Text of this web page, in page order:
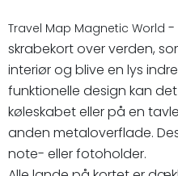
Travel Map Magnetic World -
skrabekort over verden,
interiør og blive en lys
funktionelle design kan
køleskabet eller på en
anden metaloverflade.
note- eller fotoholder.